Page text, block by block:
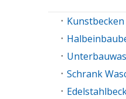
Kunstbecken
Schrank